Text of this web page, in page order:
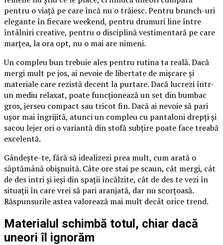
pentru o viață pe care încă nu o trăiesc. Pentru brunch-uri
elegante în fiecare weekend, pentru drumuri line între
întâlniri creative, pentru o disciplină vestimentară pe care
marțea, la ora opt, nu o mai are nimeni.
Un compleu bun trebuie ales pentru rutina ta reală. Dacă
mergi mult pe jos, ai nevoie de libertate de mișcare și
materiale care rezistă decent la purtare. Dacă lucrezi într-
un mediu relaxat, poate funcționează un set din bumbac
gros, jerseu compact sau tricot fin. Dacă ai nevoie să pari
ușor mai îngrijită, atunci un compleu cu pantaloni drepți și
sacou lejer ori o variantă din stofă subțire poate face treabă
excelentă.
Gândește-te, fără să idealizezi prea mult, cum arată o
săptămână obișnuită. Câte ore stai pe scaun, cât mergi, cât
de des intri și ieși din spații încălzite, cât de des te vezi în
situații în care vrei să pari aranjată, dar nu scorțoasă.
Răspunsurile astea valorează mai mult decât orice trend.
Materialul schimbă totul, chiar dacă
uneori îl ignorăm